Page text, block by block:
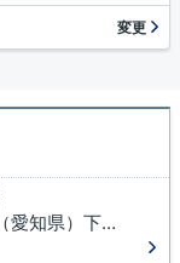
変更
永覚駅 バス11分 青木町（愛知県）下車 徒歩11分